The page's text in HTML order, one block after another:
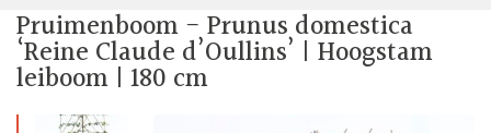
3 maandenaangroeigarantie*
Geleverd uit eigen
kwekerij
Pruimenboom - Prunus domestica
‘Reine Claude d’Oullins’ | Hoogstam
leiboom | 180 cm